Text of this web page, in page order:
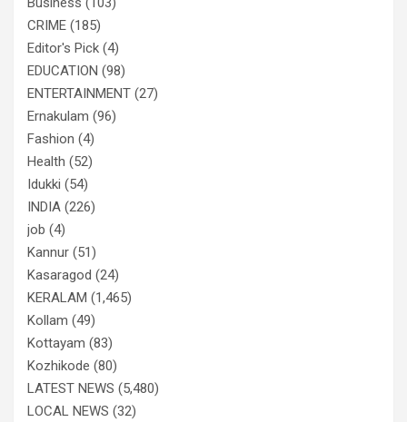
CRIME (185)
Editor's Pick (4)
EDUCATION (98)
ENTERTAINMENT (27)
Ernakulam (96)
Fashion (4)
Health (52)
Idukki (54)
INDIA (226)
job (4)
Kannur (51)
Kasaragod (24)
KERALAM (1,465)
Kollam (49)
Kottayam (83)
Kozhikode (80)
LATEST NEWS (5,480)
LOCAL NEWS (32)